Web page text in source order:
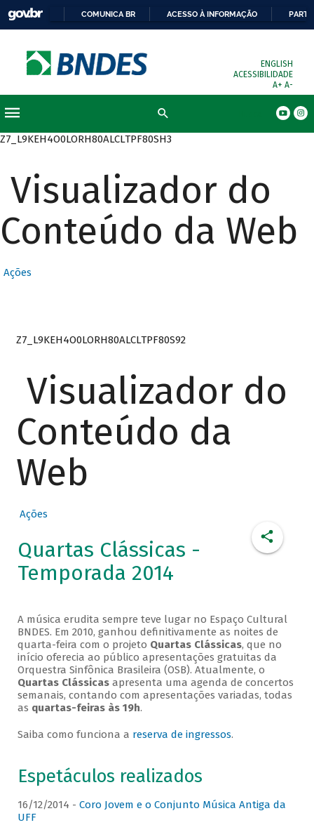
COMUNICA BR ACESSO À INFORMAÇÃO
ENGLISH
ACESSIBILIDADE
A+ A-
Z7_L9KEH4O0LORH80ALCLTPF80SH3
Visualizador do
Conteúdo da Web
Ações
Z7_L9KEH4O0LORH80ALCLTPF80S92
Visualizador do
Conteúdo da
Web
Ações
Quartas Clássicas -
Temporada 2014
A música erudita sempre teve lugar no Espaço Cultural
BNDES. Em 2010, ganhou definitivamente as noites de
quarta-feira com o projeto Quartas Clássicas, que no
início oferecia ao público apresentações gratuitas da
Orquestra Sinfônica Brasileira (OSB). Atualmente, o
Quartas Clássicasapresenta uma agenda de concertos
semanais, contando com apresentações variadas, todas
as quartas-feiras às 19h.
Saiba como funciona a reserva de ingressos.
Espetáculos realizados
16/12/2014 - Coro Jovem e o Conjunto Música Antiga da
UFF